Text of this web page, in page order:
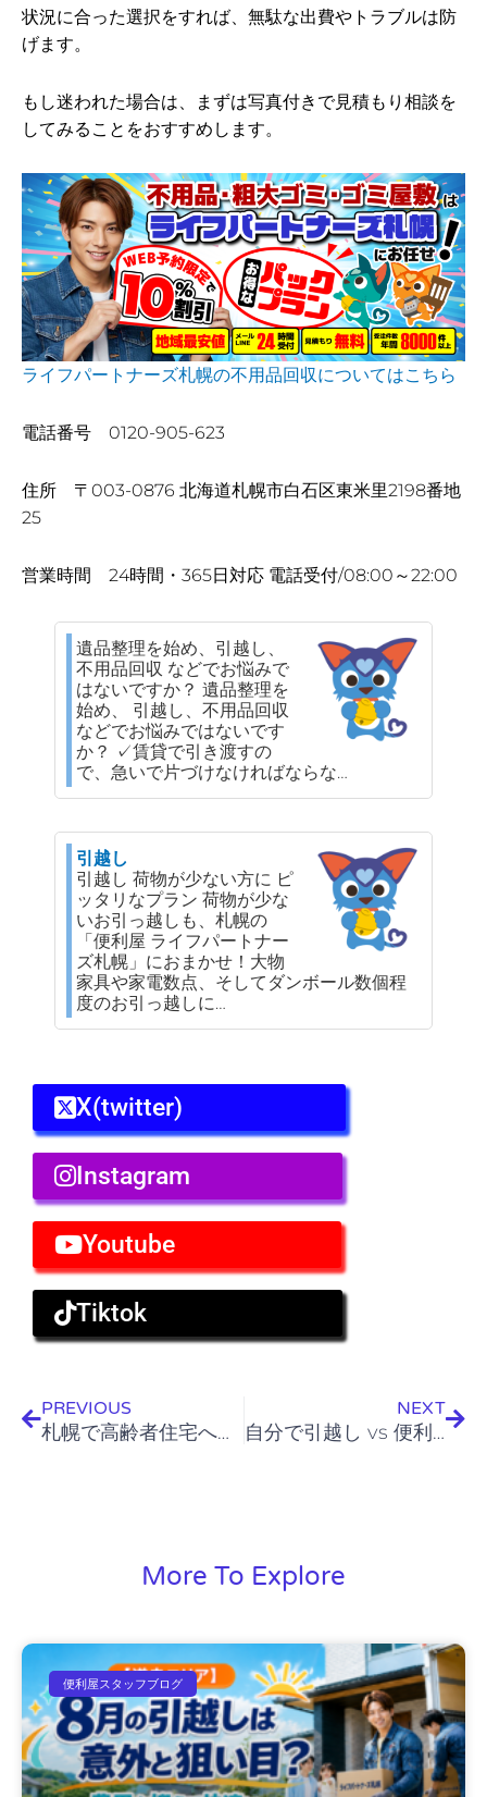
状況に合った選択をすれば、無駄な出費やトラブルは防
げます。
もし迷われた場合は、まずは写真付きで見積もり相談を
してみることをおすすめします。
ライフパートナーズ札幌の不用品回収についてはこちら
電話番号 0120-905-623
住所 〒003-0876 北海道札幌市白石区東米里2198番地
25
営業時間 24時間・365日対応 電話受付/08:00～22:00
遺品整理を始め、引越し、
不用品回収 などでお悩みで
はないですか？ 遺品整理を
始め、 引越し、不用品回収
などでお悩みではないです
か？ ✓賃貸で引き渡すの
で、急いで片づけなければならな…
引越し
引越し 荷物が少ない方に ピ
ッタリなプラン 荷物が少な
いお引っ越しも、札幌の
「便利屋 ライフパートナー
ズ札幌」におまかせ！大物
家具や家電数点、そしてダンボール数個程
度のお引っ越しに…
X(twitter)
Instagram
Youtube
Tiktok
PREVIOUS
札幌で高齢者住宅へ引っ越すときの準備と注意点
NEXT
自分で引越し vs 便利屋、結局どっちが得？
More To Explore
便利屋スタッフブログ